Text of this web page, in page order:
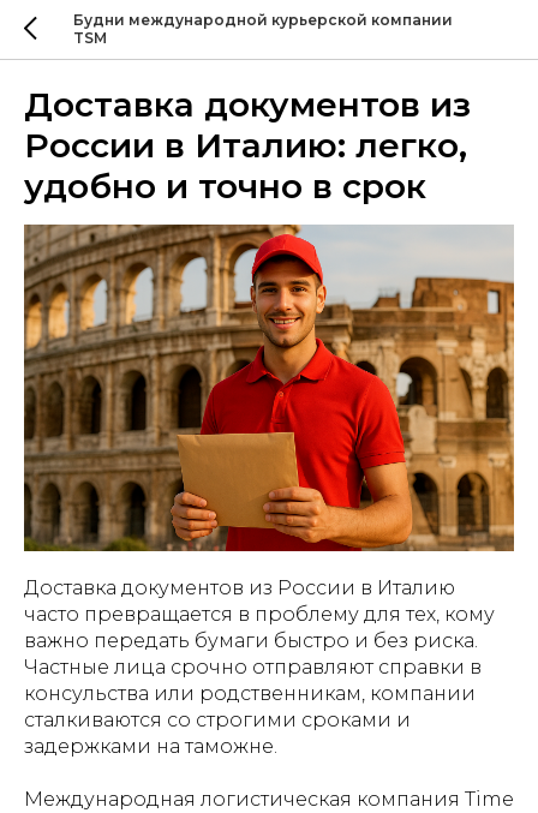
Будни международной курьерской компании
TSM
Доставка документов из
России в Италию: легко,
удобно и точно в срок
Доставка документов из России в Италию
часто превращается в проблему для тех, кому
важно передать бумаги быстро и без риска.
Частные лица срочно отправляют справки в
консульства или родственникам, компании
сталкиваются со строгими сроками и
задержками на таможне.
Международная логистическая компания Time